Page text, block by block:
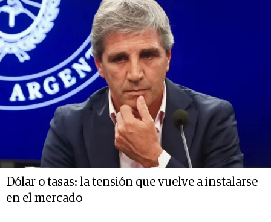
Dólar o tasas: la tensión que vuelve a instalarse
en el mercado